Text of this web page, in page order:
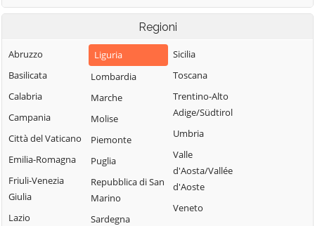
Regioni
Abruzzo
Basilicata
Calabria
Campania
Città del Vaticano
Emilia-Romagna
Friuli-Venezia
Giulia
Lazio
Liguria
Lombardia
Marche
Molise
Piemonte
Puglia
Repubblica di San
Marino
Sardegna
Sicilia
Toscana
Trentino-Alto
Adige/Südtirol
Umbria
Valle
d'Aosta/Vallée
d'Aoste
Veneto